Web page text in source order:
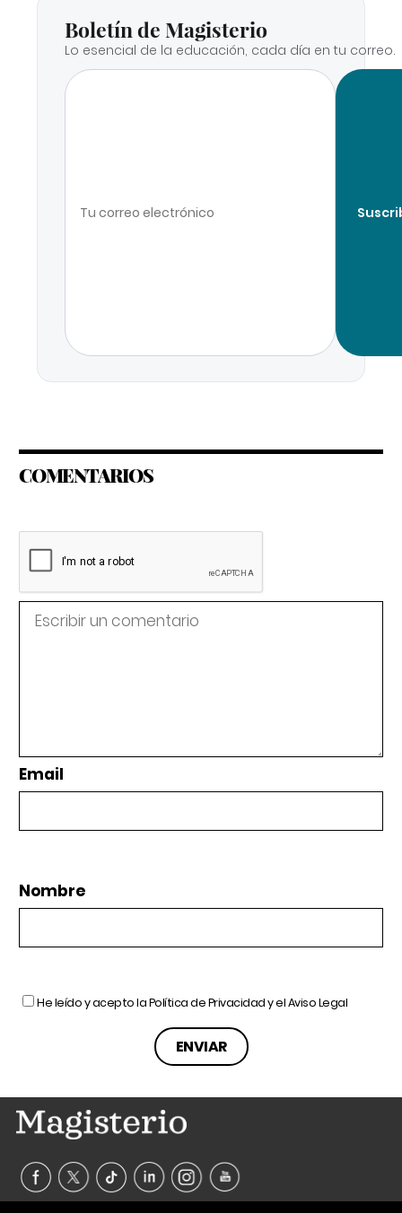
Boletín de Magisterio
Lo esencial de la educación, cada día en tu correo.
COMENTARIOS
Email
Nombre
He leído y acepto laPolítica de Privacidady elAviso Legal